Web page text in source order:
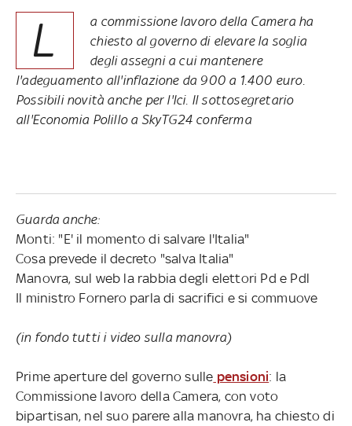
L
a commissione lavoro della Camera ha
chiesto al governo di elevare la soglia
degli assegni a cui mantenere
l'adeguamento all'inflazione da 900 a 1.400 euro.
Possibili novità anche per l'Ici. Il sottosegretario
all'Economia Polillo a SkyTG24 conferma
Guarda anche:
Monti: "E' il momento di salvare l'Italia"
Cosa prevede il decreto "salva Italia"
Manovra, sul web la rabbia degli elettori Pd e Pdl
Il ministro Fornero parla di sacrifici e si commuove
(in fondo tutti i video sulla manovra)
Prime aperture del governo sulle pensioni: la
Commissione lavoro della Camera, con voto
bipartisan, nel suo parere alla manovra, ha chiesto di